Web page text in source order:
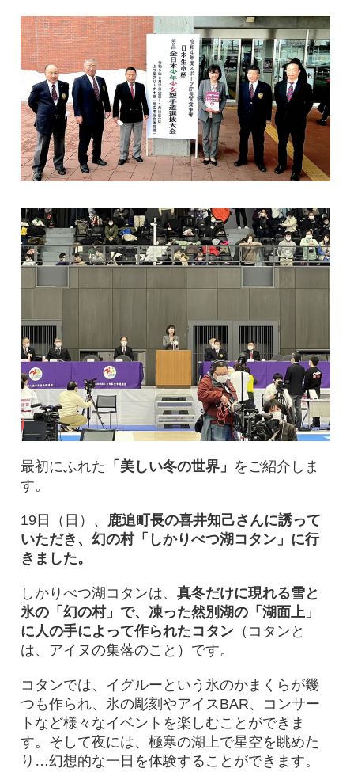
最初にふれた 「美しい冬の世界」 をご紹介しま
す。
19日（日）、
鹿追町長の喜井知己さんに誘って
いただき、幻の村「しかりべつ湖コタン」に行
きました。
しかりべつ湖コタンは、 真冬だけに現れる雪と
氷の「幻の村」で、凍った然別湖の「湖面上」
に人の手によって作られたコタン（コタンと
は、アイヌの集落のこと）です。
コタンでは、イグルーという氷のかまくらが幾
つも作られ、氷の彫刻やアイスBAR、コンサー
トなど様々なイベントを楽しむことができま
す。そして夜には、極寒の湖上で星空を眺めた
り…幻想的な一日を体験することができます。